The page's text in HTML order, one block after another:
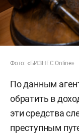
Фото: «БИЗНЕС Online»
По данным
обратить в
эти средства
преступным